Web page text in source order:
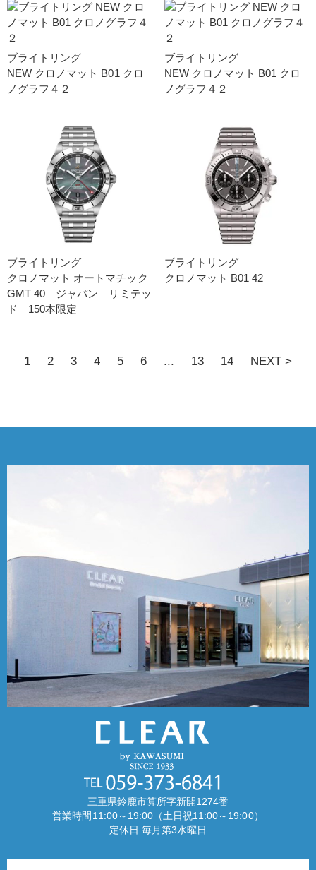
ブライトリング
NEW クロノマット B01 クロ
ノグラフ４２
ブライトリング
NEW クロノマット B01 クロ
ノグラフ４２
ブライトリング
クロノマット オートマチック
GMT 40 ジャパン リミテッ
ド 150本限定
ブライトリング
クロノマット B01 42
1 2 3 4 5 6 ... 13 14 NEXT >
三重県鈴鹿市算所字新開1274番
営業時間11:00～19:00（土日祝11:00～19:00）
定休日 毎月第3水曜日